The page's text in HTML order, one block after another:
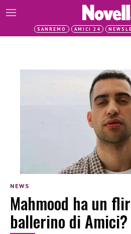
SANREMO AMICI 24
NEWS
Mahmood ha un
ballerino di